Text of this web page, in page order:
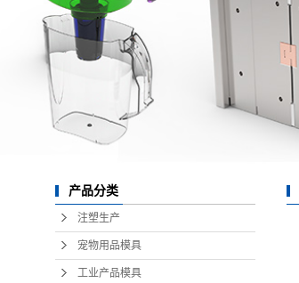
产品分类
注塑生产
宠物用品模具
工业产品模具